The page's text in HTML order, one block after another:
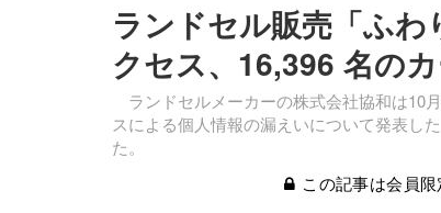
ランドセル販売「ふ
クセス、16,396 名の
ランドセルメーカーの株式会社協和は10
スによる個人情報の漏えいについて発表し
た。
この記事は会員